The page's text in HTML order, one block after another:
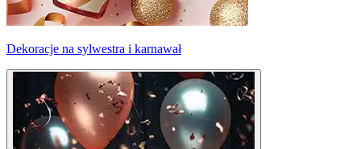
Dekoracje na sylwestra i karnawał